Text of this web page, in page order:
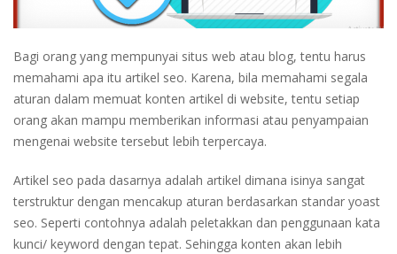
Bagi orang yang mempunyai situs web atau blog, tentu harus
memahami apa itu artikel seo. Karena, bila memahami segala
aturan dalam memuat konten artikel di website, tentu setiap
orang akan mampu memberikan informasi atau penyampaian
mengenai website tersebut lebih terpercaya.
Artikel seo pada dasarnya adalah artikel dimana isinya sangat
terstruktur dengan mencakup aturan berdasarkan standar yoast
seo. Seperti contohnya adalah peletakkan dan penggunaan kata
kunci/ keyword dengan tepat. Sehingga konten akan lebih